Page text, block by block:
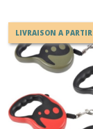
LIVRAISON A